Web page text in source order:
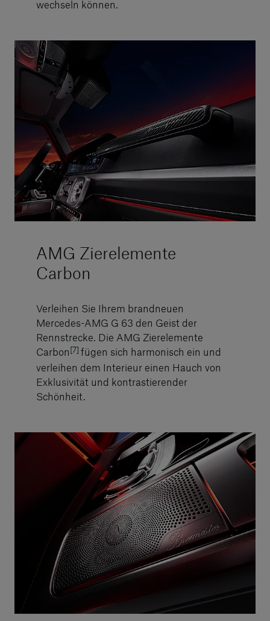
wechseln können.
AMG Zierelemente
Carbon
Verleihen Sie Ihrem brandneuen
Mercedes-AMG G 63 den Geist der
Rennstrecke. Die AMG Zierelemente
Carbon[7] fügen sich harmonisch ein und
verleihen dem Interieur einen Hauch von
Exklusivität und kontrastierender
Schönheit.